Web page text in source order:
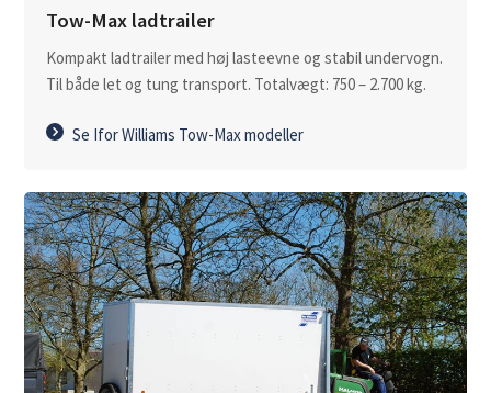
Tow-Max ladtrailer
Kompakt ladtrailer med høj lasteevne og stabil undervogn.
Til både let og tung transport. Totalvægt: 750 – 2.700 kg.
Se Ifor Williams Tow-Max modeller